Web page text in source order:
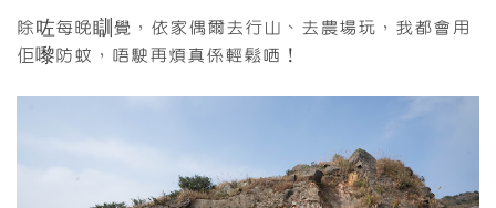
除咗每晚瞓覺，依家偶爾去行山、去農場玩，我都會用
佢嚟防蚊，唔駛再煩真係輕鬆哂！